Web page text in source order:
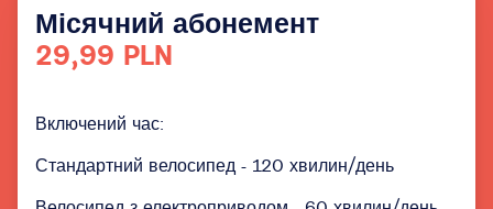
Місячний абонемент
29,99 PLN
Включений час:
Стандартний велосипед - 120 хвилин/день